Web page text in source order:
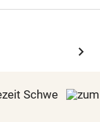
chevron_right